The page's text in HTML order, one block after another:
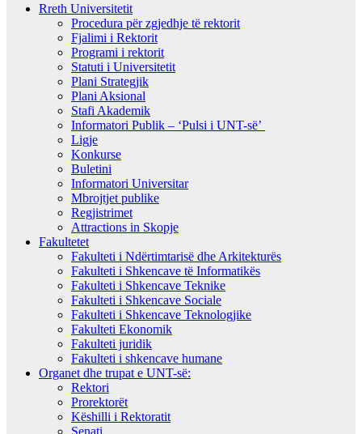
Rreth Universitetit
Procedura për zgjedhje të rektorit
Fjalimi i Rektorit
Programi i rektorit
Statuti i Universitetit
Plani Strategjik
Plani Aksional
Stafi Akademik
Informatori Publik – ‘Pulsi i UNT-së’
Ligje
Konkurse
Buletini
Informatori Universitar
Mbrojtjet publike
Regjistrimet
Attractions in Skopje
Fakultetet
Fakulteti i Ndërtimtarisë dhe Arkitekturës
Fakulteti i Shkencave të Informatikës
Fakulteti i Shkencave Teknike
Fakulteti i Shkencave Sociale
Fakulteti i Shkencave Teknologjike
Fakulteti Ekonomik
Fakulteti juridik
Fakulteti i shkencave humane
Organet dhe trupat e UNT-së:
Rektori
Prorektorët
Këshilli i Rektoratit
Senati